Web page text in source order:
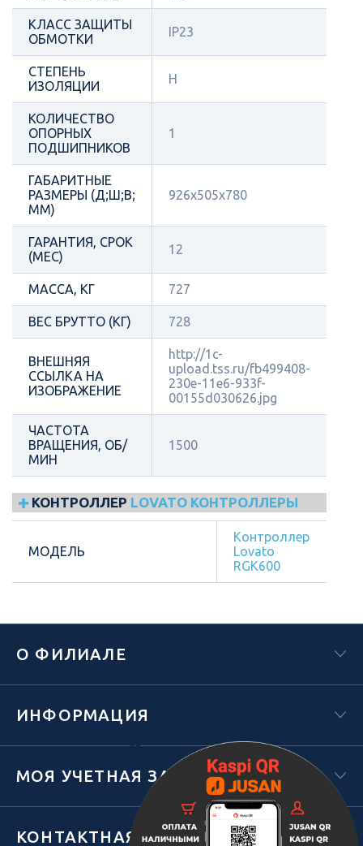
КЛАСС ЗАЩИТЫ
ОБМОТКИ
IP23
СТЕПЕНЬ
ИЗОЛЯЦИИ
H
КОЛИЧЕСТВО
ОПОРНЫХ
ПОДШИПНИКОВ
1
ГАБАРИТНЫЕ
РАЗМЕРЫ (Д;Ш;В;
ММ)
926х505х780
ГАРАНТИЯ, СРОК
(МЕС)
12
МАССА, КГ 727
ВЕС БРУТТО (КГ) 728
ВНЕШНЯЯ
ССЫЛКА НА
ИЗОБРАЖЕНИЕ
http://1c-
upload.tss.ru/fb499408-
230e-11e6-933f-
00155d030626.jpg
ЧАСТОТА
ВРАЩЕНИЯ, ОБ/
МИН
1500
КОНТРОЛЛЕР LOVATO КОНТРОЛЛЕРЫ
МОДЕЛЬ
Контроллер
Lovato
RGK600
Х
О ФИЛИАЛЕ
ИНФОРМАЦИЯ
МОЯ УЧЕТНАЯ ЗАПИСЬ
КОНТАКТНАЯ ИНФОРМАЦИЯ